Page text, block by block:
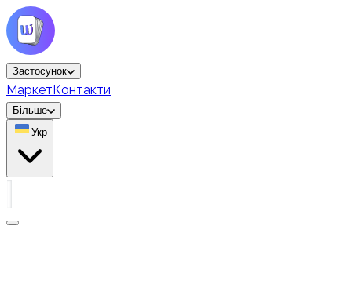
Застосунок
МаркетКонтакти
Більше
Укр